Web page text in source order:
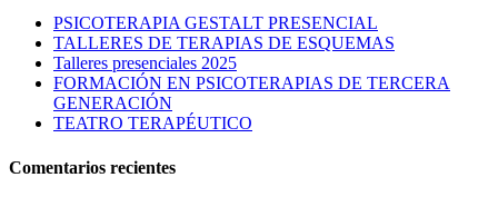
PSICOTERAPIA GESTALT PRESENCIAL
TALLERES DE TERAPIAS DE ESQUEMAS
Talleres presenciales 2025
FORMACIÓN EN PSICOTERAPIAS DE TERCERA
GENERACIÓN
TEATRO TERAPÉUTICO
Comentarios recientes